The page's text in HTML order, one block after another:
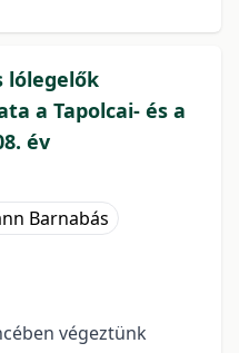
lólegelők
a Tapolcai- és a
év
Barnabás
végeztünk